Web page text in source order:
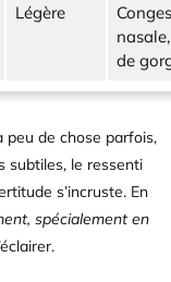
Légère
de
peu de chose parfois,
subtiles, le ressenti
s’incruste. En
spécialement en